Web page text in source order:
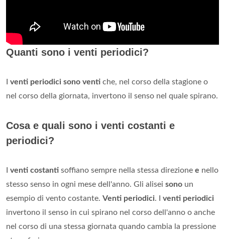
Quanti sono i venti periodici?
venti periodici sono venti che, nel corso della stagione o
nel corso della giornata, invertono il senso nel quale spirano.
Cosa e quali sono i venti costanti e
periodici?
venti costanti soffiano sempre nella stessa direzione e nello
stesso senso in ogni mese dell'anno. Gli alisei sono un
esempio di vento costante. Venti periodici. I venti periodici
invertono il senso in cui spirano nel corso dell'anno o anche
nel corso di una stessa giornata quando cambia la pressione